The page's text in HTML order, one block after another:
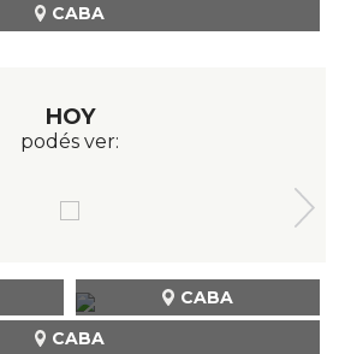
CABA
HOY
podés ver:
CABA
CABA